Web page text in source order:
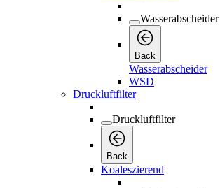
Wasserabscheider
Back
Wasserabscheider
WSD
Druckluftfilter
Druckluftfilter
Back
Koaleszierend